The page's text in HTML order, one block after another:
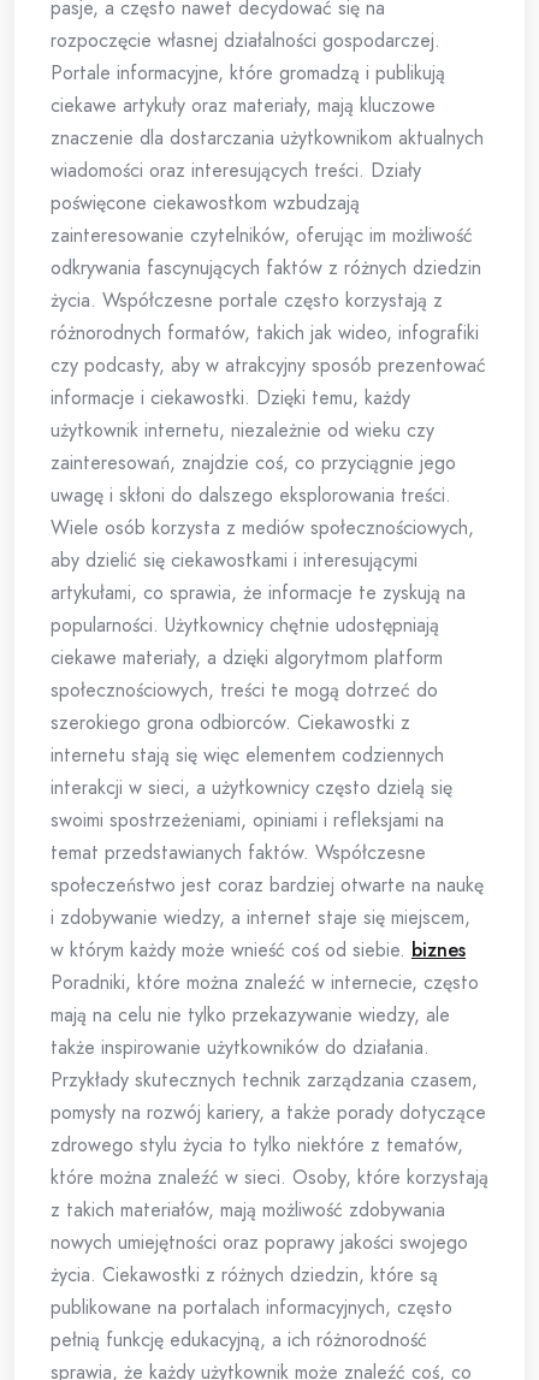
pasje, a często nawet decydować się na
rozpoczęcie własnej działalności gospodarczej.
Portale informacyjne, które gromadzą i publikują
ciekawe artykuły oraz materiały, mają kluczowe
znaczenie dla dostarczania użytkownikom aktualnych
wiadomości oraz interesujących treści. Działy
poświęcone ciekawostkom wzbudzają
zainteresowanie czytelników, oferując im możliwość
odkrywania fascynujących faktów z różnych dziedzin
życia. Współczesne portale często korzystają z
różnorodnych formatów, takich jak wideo, infografiki
czy podcasty, aby w atrakcyjny sposób prezentować
informacje i ciekawostki. Dzięki temu, każdy
użytkownik internetu, niezależnie od wieku czy
zainteresowań, znajdzie coś, co przyciągnie jego
uwagę i skłoni do dalszego eksplorowania treści.
Wiele osób korzysta z mediów społecznościowych,
aby dzielić się ciekawostkami i interesującymi
artykułami, co sprawia, że informacje te zyskują na
popularności. Użytkownicy chętnie udostępniają
ciekawe materiały, a dzięki algorytmom platform
społecznościowych, treści te mogą dotrzeć do
szerokiego grona odbiorców. Ciekawostki z
internetu stają się więc elementem codziennych
interakcji w sieci, a użytkownicy często dzielą się
swoimi spostrzeżeniami, opiniami i refleksjami na
temat przedstawianych faktów. Współczesne
społeczeństwo jest coraz bardziej otwarte na naukę
i zdobywanie wiedzy, a internet staje się miejscem,
w którym każdy może wnieść coś od siebie. biznes
Poradniki, które można znaleźć w internecie, często
mają na celu nie tylko przekazywanie wiedzy, ale
także inspirowanie użytkowników do działania.
Przykłady skutecznych technik zarządzania czasem,
pomysły na rozwój kariery, a także porady dotyczące
zdrowego stylu życia to tylko niektóre z tematów,
które można znaleźć w sieci. Osoby, które korzystają
z takich materiałów, mają możliwość zdobywania
nowych umiejętności oraz poprawy jakości swojego
życia. Ciekawostki z różnych dziedzin, które są
publikowane na portalach informacyjnych, często
pełnią funkcję edukacyjną, a ich różnorodność
sprawia, że każdy użytkownik może znaleźć coś, co